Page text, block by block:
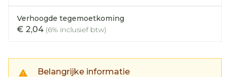
Verhoogde tegemoetkoming
€ 2,04 (6% inclusief btw)
Belangrijke informatie